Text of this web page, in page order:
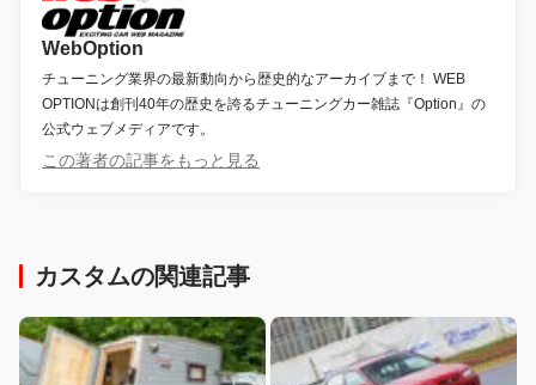
WebOption
チューニング業界の最新動向から歴史的なアーカイブまで！ WEB
OPTIONは創刊40年の歴史を誇るチューニングカー雑誌『Option』の
公式ウェブメディアです。
この著者の記事をもっと見る
カスタムの関連記事